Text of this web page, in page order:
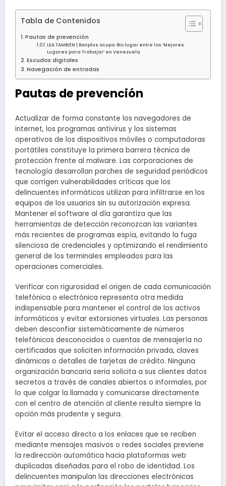
Tabla de Contenidos
Pautas de prevención
LEA TAMBIÉN | Banplus ocupa 4to lugar entre los ‘Mejores
Lugares para Trabajar’ en Venezuela
Escudos digitales
Navegación de entradas
Pautas de prevención
Actualizar de forma constante los navegadores de
internet, los programas antivirus y los sistemas
operativos de los dispositivos móviles o computadoras
portátiles constituye la primera barrera técnica de
protección frente al malware. Las corporaciones de
tecnología desarrollan parches de seguridad periódicos
que corrigen vulnerabilidades críticas que los
delincuentes informáticos utilizan para infiltrarse en los
equipos de los usuarios sin su autorización expresa.
Mantener el software al día garantiza que las
herramientas de detección reconozcan las variantes
más recientes de programas espía, evitando la fuga
silenciosa de credenciales y optimizando el rendimiento
general de los terminales empleados para las
operaciones comerciales.
Verificar con rigurosidad el origen de cada comunicación
telefónica o electrónica representa otra medida
indispensable para mantener el control de los activos
informáticos y evitar extorsiones virtuales. Las personas
deben desconfiar sistemáticamente de números
telefónicos desconocidos o cuentas de mensajería no
certificadas que soliciten información privada, claves
dinámicas o detalles de tarjetas de crédito. Ninguna
organización bancaria seria solicita a sus clientes datos
secretos a través de canales abiertos o informales, por
lo que colgar la llamada y comunicarse directamente
con el centro de atención al cliente resulta siempre la
opción más prudente y segura.
Evitar el acceso directo a los enlaces que se reciben
mediante mensajes masivos o redes sociales previene
la redirección automática hacia plataformas web
duplicadas diseñadas para el robo de identidad. Los
delincuentes manipulan las direcciones electrónicas